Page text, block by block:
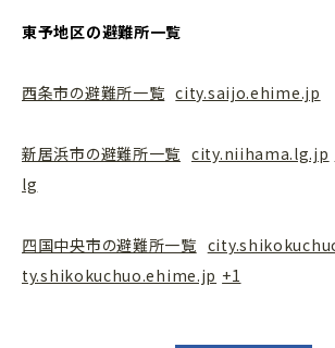
東予地区の避難所一覧
西条市の避難所一覧 city.saijo.ehime.jp
新居浜市の避難所一覧 city.niihama.lg.jp
lg
四国中央市の避難所一覧
ty.shikokuchuo.ehime.jp +1